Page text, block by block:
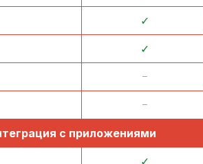
✓
✓
᠆
᠆
с приложениями
✓